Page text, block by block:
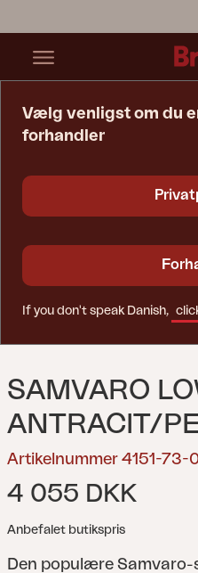
SAMVARO
ANTRACIT/
Artikelnummer 4151-73-
4 055 DKK
Anbefalet butikspris
Den populære Samvaro-
Vælg venligst om du
forhandler
If you don't speak Danish,